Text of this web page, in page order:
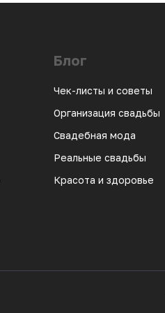
Блог
Чек-листы и советы
Организация свадьбы
Свадебная мода
Реальные свадьбы
Красота и здоровье